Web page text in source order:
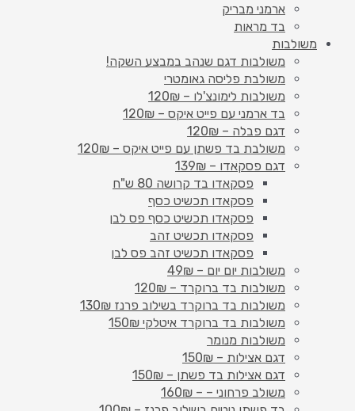
ארמני מבריק
בד מראות
משולבות
משולבות דגם שנהב במבצע השקה!
משולבת פליסה גאומטרי
משולבות לימונצ'לו – 120₪
בד ארמני עם פייט איקס – 120₪
דגם פבלה – 120₪
משולבת בד פשתן עם פייט איקס – 120₪
דגם פסקאדו – 139₪
פסקאדו בד קרושה 80 ש"ח
פסקאדו תכשיט כסף
פסקאדו תכשיט כסף פס לבן
פסקאדו תכשיט זהב
פסקאדו תכשיט זהב פס לבן
משולבות יום יום – 49₪
משולבות בד ברוקרד – 120₪
משולבות בד ברוקרד בשילוב פרנז 130₪
משולבות בד ברוקרד איטלקי 150₪
משולבות מנומר
דגם אצילות – 150₪
דגם אצילות בד פשתן – 150₪
משולב פרחוני – – 160₪